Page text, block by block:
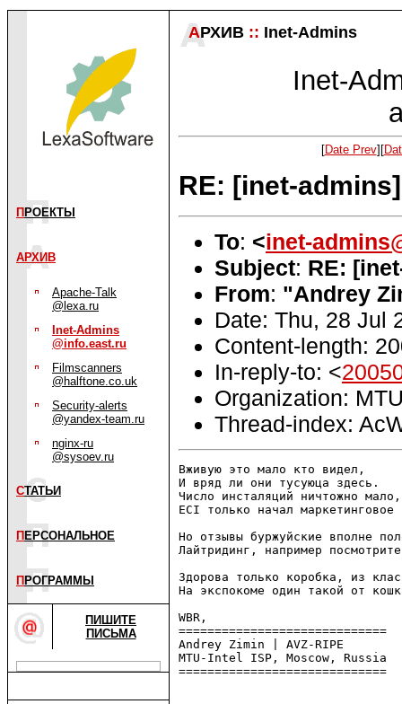
П РОЕКТЫ
АРХИВ
Apache-Talk
@lexa.ru
Inet-Admins
@info.east.ru
Filmscanners
@halftone.co.uk
Security-alerts
@yandex-team.ru
nginx-ru
@sysoev.ru
СТАТЬИ
П ЕРСОНАЛЬНОЕ
П РОГРАММЫ
ПИШИТЕ
ПИСЬМА
АРХИВ :: Inet-Admins
Inet-
[Date Prev][
RE: [inet-
To: <inet-
Subject: RE:
From: "Andrey
Date: Thu, 28 Jul
Content-length:
In-reply-to: <
Organization:
Thread-index:
Вживую это мало кто видел,
И вряд ли они тусуюца здесь.
Число инсталяций ничтожно
ECI только начал маркетинговое
Но отзывы буржуйские вполне
Лайтридинг, например
Здорова только коробка, из
На экспокоме один такой от
WBR,
=============================
Andrey Zimin | AVZ-RIPE
MTU-Intel ISP, Moscow, Russia
=============================